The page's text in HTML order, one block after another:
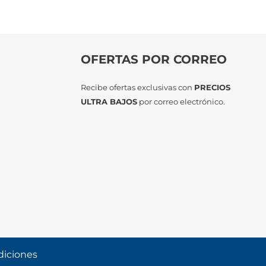
OFERTAS POR CORREO
Recibe ofertas exclusivas con PRECIOS
ULTRA BAJOSpor correo electrónico.